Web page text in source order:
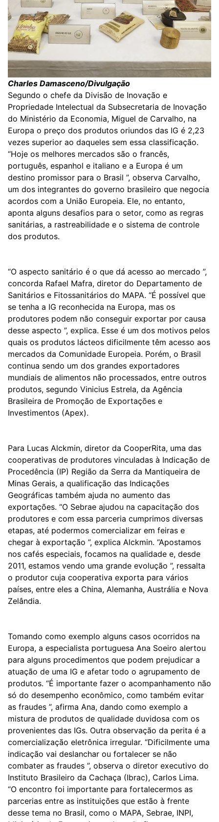
Charles Damasceno/Divulgação
Segundo o chefe da Divisão de Inovação e
Propriedade Intelectual da Subsecretaria de Inovação
do Ministério da Economia, Miguel de Carvalho, na
Europa o preço dos produtos oriundos das IG é 2,23
vezes superior ao daqueles sem essa classificação.
“Hoje os melhores mercados são o francês,
português, espanhol e italiano e a Europa é um
destino promissor para o Brasil ”, observa Carvalho,
um dos integrantes do governo brasileiro que negocia
acordos com a União Europeia. Ele, no entanto,
aponta alguns desafios para o setor, como as regras
sanitárias, a rastreabilidade e o sistema de controle
dos produtos.
“O aspecto sanitário é o que dá acesso ao mercado ”,
concorda Rafael Mafra, diretor do Departamento de
Sanitários e Fitossanitários do MAPA. “É possível que
se tenha a IG reconhecida na Europa, mas os
produtores podem não conseguir exportar por causa
desse aspecto ”, explica. Esse é um dos motivos pelos
quais os produtos lácteos dificilmente têm acesso aos
mercados da Comunidade Europeia. Porém, o Brasil
continua sendo um dos grandes exportadores
mundiais de alimentos não processados, entre outros
produtos, segundo Vinicius Estrela, da Agência
Brasileira de Promoção de Exportações e
Investimentos (Apex).
Para Lucas Alckmin, diretor da CooperRita, uma das
cooperativas de produtores vinculadas à Indicação de
Procedência (IP) Região da Serra da Mantiqueira de
Minas Gerais, a qualificação das Indicações
Geográficas também ajuda no aumento das
exportações. “O Sebrae ajudou na capacitação dos
produtores e com essa parceria cumprimos diversas
etapas, até podermos comercializar em feiras e
chegar à exportação ”, explica Alckmin. “Apostamos
nos cafés especiais, focamos na qualidade e, desde
2011, estamos vendo uma grande evolução ”, ressalta
o produtor cuja cooperativa exporta para vários
países, entre eles a China, Alemanha, Austrália e Nova
Zelândia.
Tomando como exemplo alguns casos ocorridos na
Europa, a especialista portuguesa Ana Soeiro alertou
para alguns procedimentos que podem prejudicar a
atuação de uma IG e afetar todo o agrupamento de
produtos. “É importante fazer o acompanhamento não
só do desempenho econômico, como também evitar
as fraudes ”, afirma Ana, dando como exemplo a
mistura de produtos de qualidade duvidosa com os
provenientes das IGs. Outra observação da perita é a
comercialização eletrônica irregular. “Dificilmente uma
indicação vai deslanchar ou fortalecer se não
combater as fraudes ”, observa o diretor executivo do
Instituto Brasileiro da Cachaça (Ibrac), Carlos Lima.
“O encontro foi importante para fortalecermos as
parcerias entre as instituições que estão à frente
desse tema no Brasil, como o MAPA, Sebrae, INPI,